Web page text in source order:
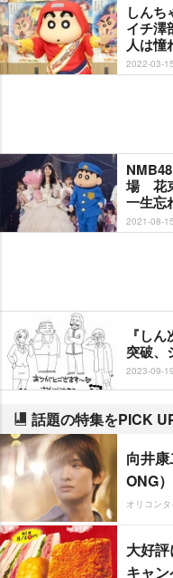
しん
イチ
人は憧
2022-03-15
場 花
一生忘
2021-08-15
『し
突破、
2023-09-19
話題の特集をPICK
向井
ONG）
オリコン
大好
キャ